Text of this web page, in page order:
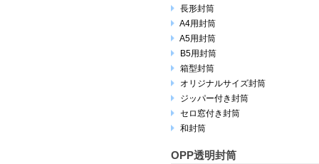
長形封筒
A4用封筒
A5用封筒
B5用封筒
箱型封筒
オリジナルサイズ封筒
ジッパー付き封筒
セロ窓付き封筒
和封筒
OPP透明封筒